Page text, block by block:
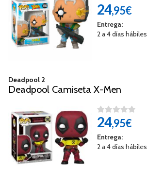
24,95€
Entrega:
2 a 4 días hábiles
Deadpool 2
Deadpool Camiseta X-Men
24,95€
Entrega:
2 a 4 días hábiles